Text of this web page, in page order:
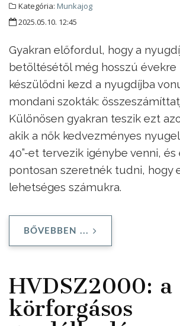
Kategória: Munkajog
2025.05.10. 12:45
Gyakran előfordul, hogy a
betöltésétől még hosszú évekre
készülődni kezd a nyugdíjba
mondani szokták:
Különösen gyakran teszik ezt
akik a nők kedvezményes
40”-et tervezik igénybe venni, és
pontosan szeretnék tudni, hogy
lehetséges számukra.
BŐVEBBEN ...
HVDSZ2000: a
körforgásos